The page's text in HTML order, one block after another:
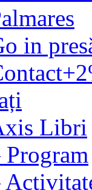
in
Libri
Program